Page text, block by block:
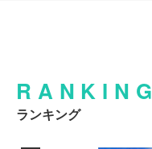
RANKING
ランキング